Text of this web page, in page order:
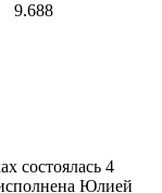
9.688
состоялась 4
Юлией